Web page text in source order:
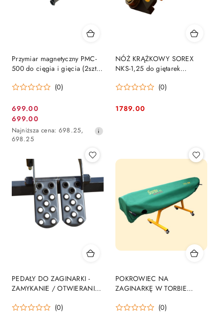
Przymiar magnetyczny PMC-
500 do cięgia i gięcia (2szt.)
(0)
Cena
promocyjna:
699.00
Cena
promocyjna:
699.00
Najniższa
cena
obniżką
Najniższa cena: 698.25,
698.25
NÓŻ KRĄŻKOWY SOREX
NKS-1,25 do giętarek
(0)
Cena:
1789.00
PEDAŁY DO ZAGINARKI -
ZAMYKANIE / OTWIERANIE
DŁ. MASZYN (0)
POKROWIEC NA
ZAGINARKĘ W TORBIE
(0)